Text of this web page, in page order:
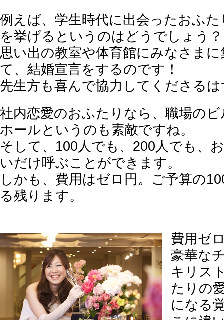
例えば、学生時代に出会ったおふ
を挙げるというのはどうでしょう？
思い出の教室や体育館にみなさま
て、結婚宣言をするのです！
先生方も喜んで協力してくださる
社内恋愛のおふたりなら、職場の
ホールというのも素敵ですね。
そして、100人でも、200人でも、
いだけ呼ぶことができます。
しかも、費用はゼロ円。ご予算の
る残ります。
費用ゼ
豪華な
キリス
たりの
になる